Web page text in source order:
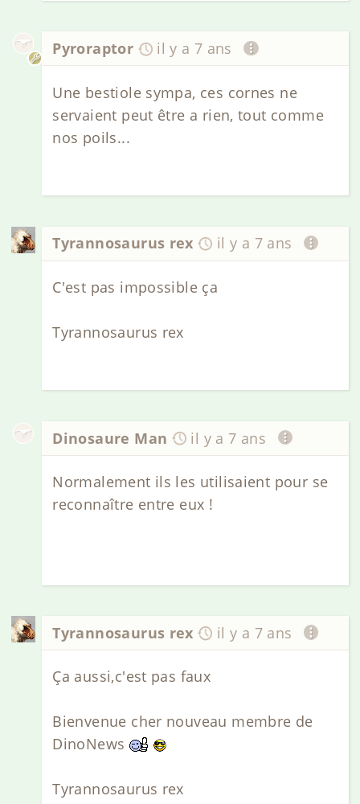
Pyroraptor il y a 7 ans
Une bestiole sympa, ces cornes ne
servaient peut être a rien, tout comme
nos poils...
Tyrannosaurus rex il y a 7 ans
C'est pas impossible ça
Tyrannosaurus rex
Dinosaure Man il y a 7 ans
Normalement ils les utilisaient pour se
reconnaître entre eux !
Tyrannosaurus rex il y a 7 ans
Ça aussi,c'est pas faux
Bienvenue cher nouveau membre de
DinoNews
Tyrannosaurus rex